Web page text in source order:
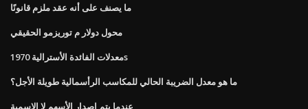
ما يصنف على أنه عقد ملزم قانونًا
محول دولار م توريزمو الحقيقي
معدلات الفائدة الأسترالية 1970s
ما هو معدل الضريبة الحالي للمكاسب الرأسمالية طويلة الأجل؟
عندما يتم إصدار الأسهم لا الاسمية